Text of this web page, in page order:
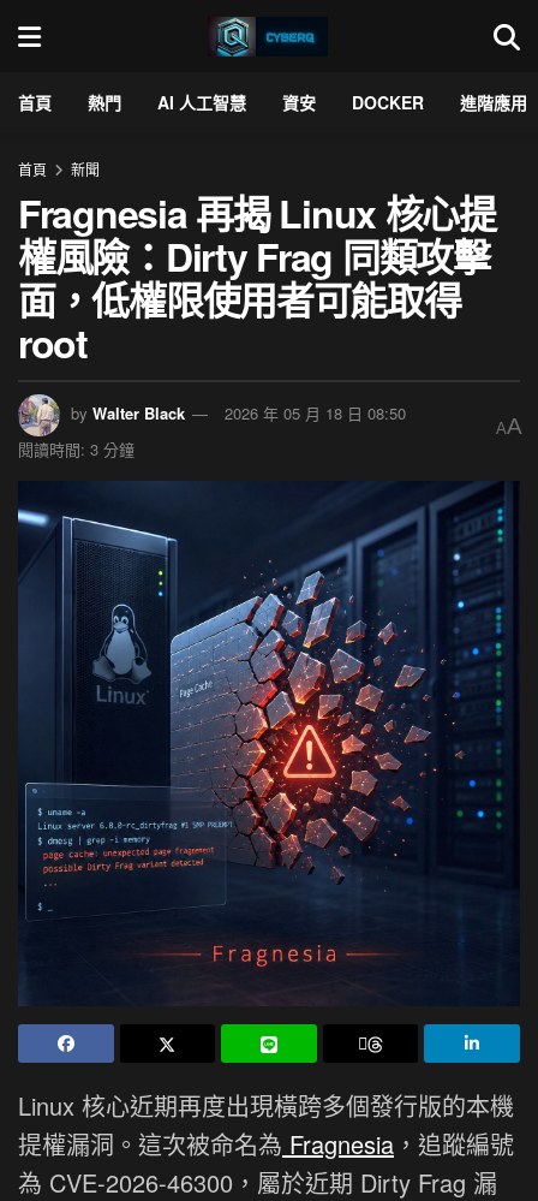
首頁 熱門 AI 人工智慧 資安 DOCKER 進階應用
首頁 新聞
Fragnesia 再揭 Linux 核心提
權風險：Dirty Frag 同類攻擊
面，低權限使用者可能取得
root
by Walter Black
2026 年 05 月 18 日 08:50
閱讀時間: 3 分鐘
AA
Linux 核心近期再度出現橫跨多個發行版的本機
提權漏洞。這次被命名為 Fragnesia ，追蹤編號
為 CVE-2026-46300，屬於近期 Dirty Frag 漏